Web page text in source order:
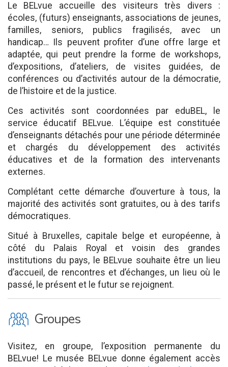
Le BELvue accueille des visiteurs très divers :
écoles, (futurs) enseignants, associations de jeunes,
familles, seniors, publics fragilisés, avec un
handicap… Ils peuvent profiter d’une offre large et
adaptée, qui peut prendre la forme de workshops,
d’expositions, d’ateliers, de visites guidées, de
conférences ou d’activités autour de la démocratie,
de l’histoire et de la justice.
Ces activités sont coordonnées par eduBEL, le
service éducatif BELvue. L’équipe est constituée
d’enseignants détachés pour une période déterminée
et chargés du développement des activités
éducatives et de la formation des intervenants
externes.
Complétant cette démarche d’ouverture à tous, la
majorité des activités sont gratuites, ou à des tarifs
démocratiques.
Situé à Bruxelles, capitale belge et européenne, à
côté du Palais Royal et voisin des grandes
institutions du pays, le BELvue souhaite être un lieu
d’accueil, de rencontres et d’échanges, un lieu où le
passé, le présent et le futur se rejoignent.
O Groupes
Visitez, en groupe, l’exposition permanente du
BELvue! Le musée BELvue donne également accès